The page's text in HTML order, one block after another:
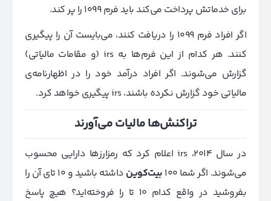
برای خدماتش پرداخت می‌کند باید فرم 1099 را پر کند.
اگر افراد فرم 1099 را دریافت کنند، می‌بایست آن را پیگیری
کنند. هر کدام از این فرم‌ها به irs (و مقامات مالیاتی)
گزارش می‌شوند. اگر افراد درآمد خود را در اظهارنامه‌ی
مالیاتی خود گزارش نکرده باشند، irs پیگیری خواهد کرد.
تراکنش‌ها مالیات می‌آورند
در سال 2014، irs اعلام کرد که رمزارزها دارایی محسوب
می‌شوند. اگر شما 100
بیت‌کوین
داشته باشید و 10 تای آن را
بفروشید در واقع کدام 10 تا را فروخته‌اید؟ هیچ پاسخ